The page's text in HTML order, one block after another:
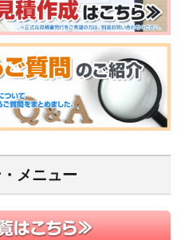
メニュー